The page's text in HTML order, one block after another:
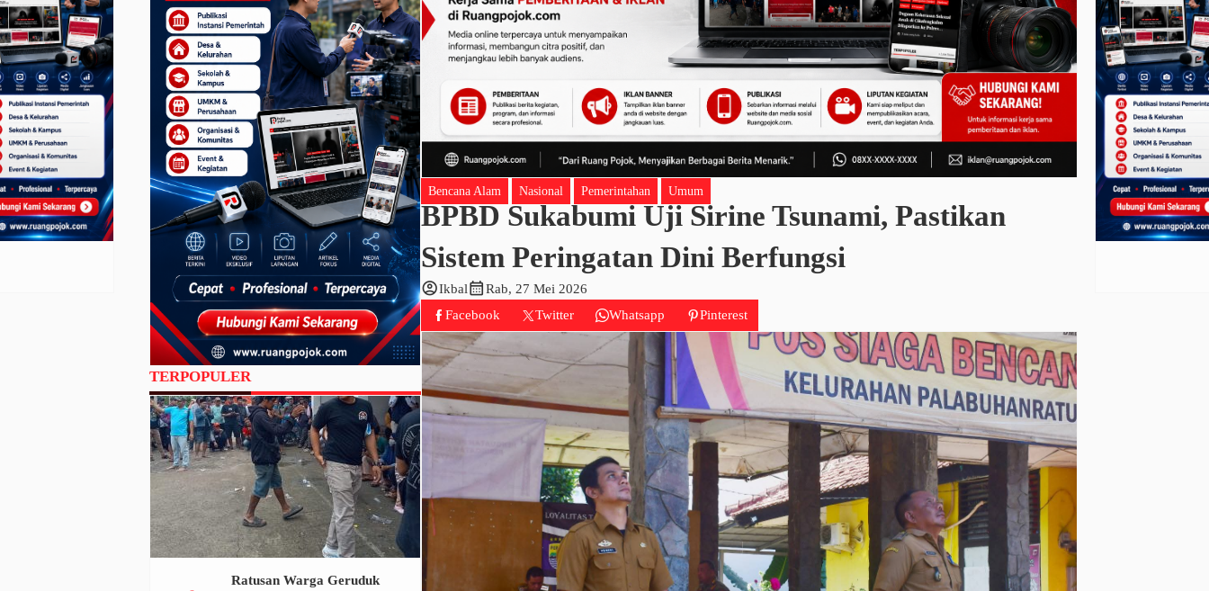
Bencana Alam Nasional Pemerintahan Umum
BPBD Sukabumi Uji Sirine Tsunami, Pastikan
Sistem Peringatan Dini Berfungsi
account_circleIkbalcalendar_monthRab, 27 Mei 2026
Facebook
Twitter Whatsapp Pinterest
TERPOPULER
Ratusan Warga Geruduk